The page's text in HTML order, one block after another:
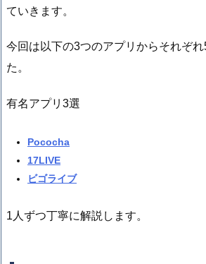
ていきます。
今回は以下の3つのアプリからそれぞ
た。
有名アプリ3選
Pococha
17LIVE
ビゴライブ
1人ずつ丁寧に解説します。